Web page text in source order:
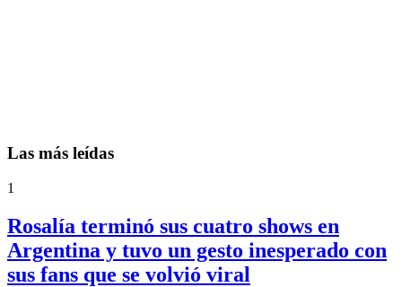
Las más leídas
1
Rosalía terminó sus cuatro shows en
Argentina y tuvo un gesto inesperado con
sus fans que se volvió viral